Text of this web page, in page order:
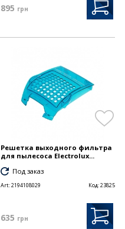
895 грн
Решетка выходного фильтра
для пылесоса Electrolux...
Под заказ
Art:2194108029 Код:23825
635 грн